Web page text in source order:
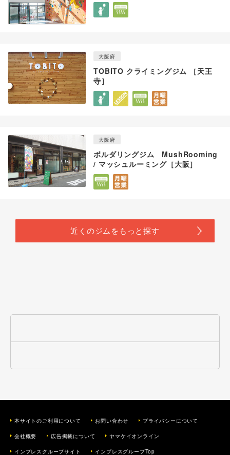
大阪府
TOBITO クライミングジム ［天王
寺］
大阪府
ボルダリングジム MushRooming
/ マッシュルーミング［大阪］
本サイトのご利用について お問い合わせ プライバシーについて
会社概要 広告掲載について ヤマケイオンライン
インプレスグループサイト インプレスグループTop